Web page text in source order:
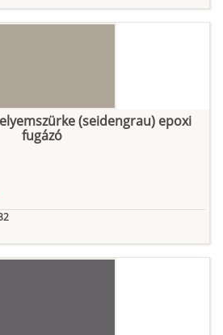
(seidengrau) epoxi
fugázó